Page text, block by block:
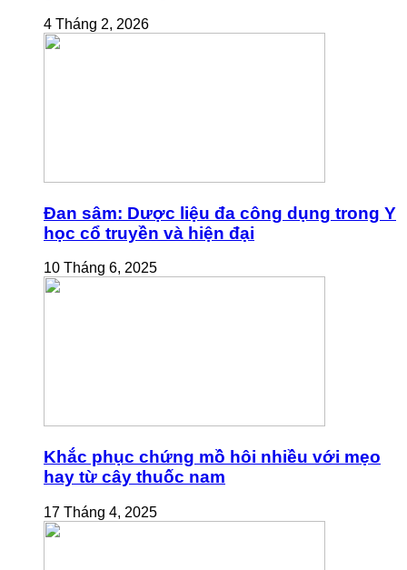
4 Tháng 2, 2026
Đan sâm: Dược liệu đa công dụng trong Y
học cổ truyền và hiện đại
10 Tháng 6, 2025
Khắc phục chứng mồ hôi nhiều với mẹo
hay từ cây thuốc nam
17 Tháng 4, 2025